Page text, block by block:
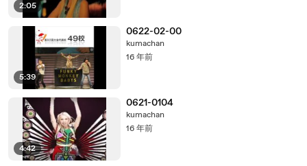
2:05
5:39
0622-02-00
kumachan
16 年前
4:42
0621-0104
kumachan
16 年前